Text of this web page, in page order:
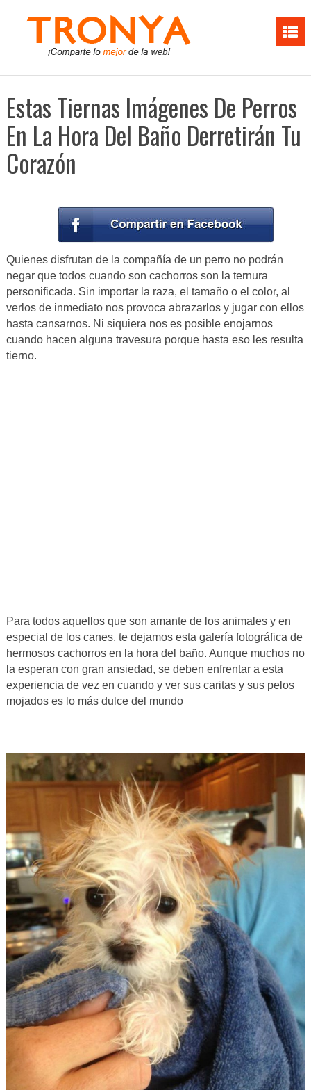
Estas Tiernas Imágenes De Perros
En La Hora Del Baño Derretirán Tu
Corazón
Quienes disfrutan de la compañía de un perro no podrán
negar que todos cuando son cachorros son la ternura
personificada. Sin importar la raza, el tamaño o el color, al
verlos de inmediato nos provoca abrazarlos y jugar con ellos
hasta cansarnos. Ni siquiera nos es posible enojarnos
cuando hacen alguna travesura porque hasta eso les resulta
tierno.
Para todos aquellos que son amante de los animales y en
especial de los canes, te dejamos esta galería fotográfica de
hermosos cachorros en la hora del baño. Aunque muchos no
la esperan con gran ansiedad, se deben enfrentar a esta
experiencia de vez en cuando y ver sus caritas y sus pelos
mojados es lo más dulce del mundo